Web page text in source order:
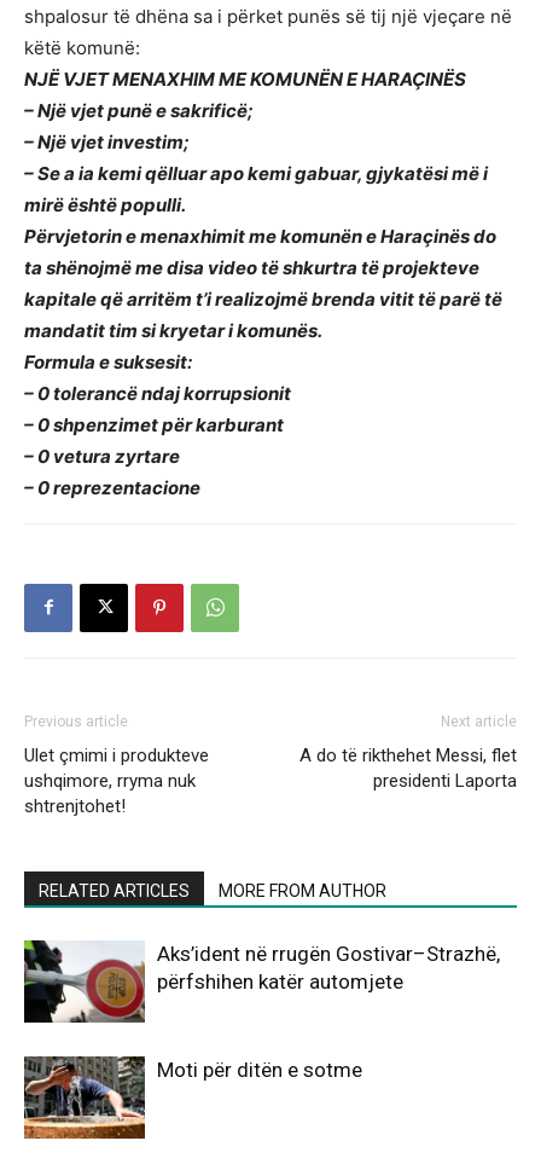
shpalosur të dhëna sa i përket punës së tij një vjeçare në
këtë komunë:
NJË VJET MENAXHIM ME KOMUNËN E HARAÇINËS
– Një vjet punë e sakrificë;
– Një vjet investim;
– Se a ia kemi qëlluar apo kemi gabuar, gjykatësi më i
mirë është populli.
Përvjetorin e menaxhimit me komunën e Haraçinës do
ta shënojmë me disa video të shkurtra të projekteve
kapitale që arritëm t’i realizojmë brenda vitit të parë të
mandatit tim si kryetar i komunës.
Formula e suksesit:
– 0 tolerancë ndaj korrupsionit
– 0 shpenzimet për karburant
– 0 vetura zyrtare
– 0 reprezentacione
Previous article
Ulet çmimi i produkteve
ushqimore, rryma nuk
shtrenjtohet!
Next article
A do të rikthehet Messi, flet
presidenti Laporta
RELATED ARTICLES MORE FROM AUTHOR
Aks’ident në rrugën Gostivar–Strazhë,
përfshihen katër automjete
Moti për ditën e sotme